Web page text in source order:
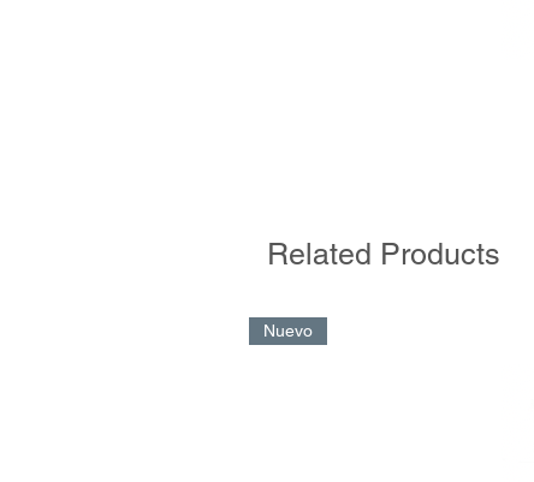
Related Products
Nuevo